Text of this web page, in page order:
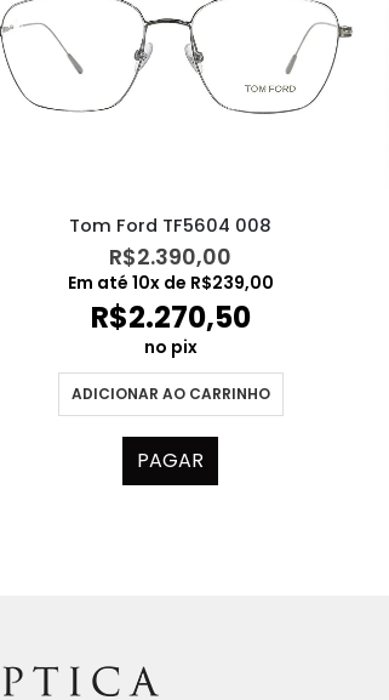
Tom Ford TF5604 008
R$2.390,00
Em até 10x de R$239,00
R$2.270,50
no pix
ADICIONAR AO CARRINHO
PAGAR